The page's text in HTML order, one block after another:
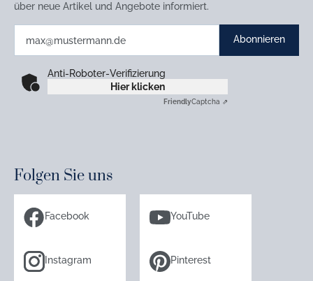
über neue Artikel und Angebote informiert.
Abonnieren
Anti-Roboter-Verifizierung
Hier klicken
FriendlyCaptcha ⇗
Folgen Sie uns
Facebook YouTube
Instagram Pinterest